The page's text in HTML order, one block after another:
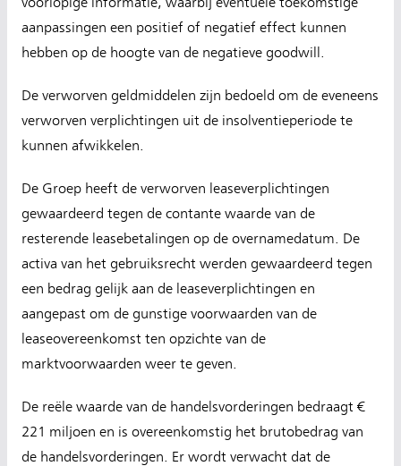
aanpassingen een positief of negatief effect kunnen
hebben op de hoogte van de negatieve goodwill.
De verworven geldmiddelen zijn bedoeld om de eveneens
verworven verplichtingen uit de insolventieperiode te
kunnen afwikkelen.
De Groep heeft de verworven leaseverplichtingen
gewaardeerd tegen de contante waarde van de
resterende leasebetalingen op de overnamedatum. De
activa van het gebruiksrecht werden gewaardeerd tegen
een bedrag gelijk aan de leaseverplichtingen en
aangepast om de gunstige voorwaarden van de
leaseovereenkomst ten opzichte van de
marktvoorwaarden weer te geven.
De reële waarde van de handelsvorderingen bedraagt €
221 miljoen en is overeenkomstig het brutobedrag van
de handelsvorderingen. Er wordt verwacht dat de